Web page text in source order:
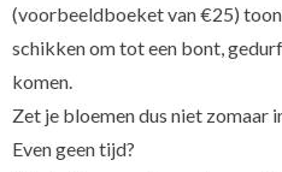
(voorbeeldboeket van €25)
schikken om tot een bont,
komen.
Zet je bloemen dus niet zomaar
Even geen tijd?